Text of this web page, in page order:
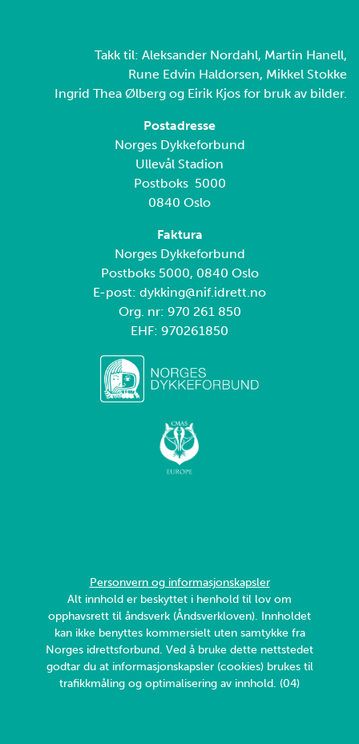
Takk til: Aleksander Nordahl, Martin Hanell,
Rune Edvin Haldorsen, Mikkel Stokke
Ingrid Thea Ølberg og Eirik Kjos for bruk av bilder.
Postadresse
Norges Dykkeforbund
Ullevål Stadion
Postboks 5000
0840 Oslo
Faktura
Norges Dykkeforbund
Postboks 5000, 0840 Oslo
E-post: dykking@nif.idrett.no
Org. nr: 970 261 850
EHF: 970261850
Personvern og informasjonskapsler
Alt innhold er beskyttet i henhold til lov om
opphavsrett til åndsverk (Åndsverkloven). Innholdet
kan ikke benyttes kommersielt uten samtykke fra
Norges idrettsforbund. Ved å bruke dette nettstedet
godtar du at informasjonskapsler (cookies) brukes til
trafikkmåling og optimalisering av innhold. (04)